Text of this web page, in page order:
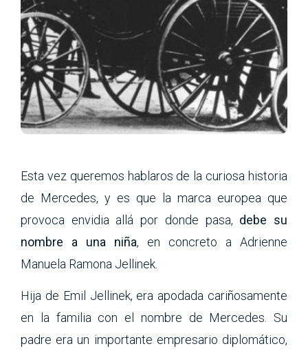
Esta vez queremos hablaros de la curiosa historia
de Mercedes, y es que la marca europea que
provoca envidia allá por donde pasa, debe su
nombre a una niña, en concreto a Adrienne
Manuela Ramona Jellinek.
Hija de Emil Jellinek, era apodada cariñosamente
en la familia con el nombre de Mercedes. Su
padre era un importante empresario diplomático,